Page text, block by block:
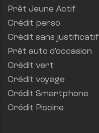
Prêt Jeune Actif
Crédit perso
Crédit sans justificatif
Prêt auto d'occasion
Crédit vert
Crédit voyage
Crédit Smartphone
Crédit Piscine